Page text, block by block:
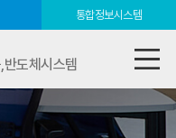
통합정보시스템
도체시스템